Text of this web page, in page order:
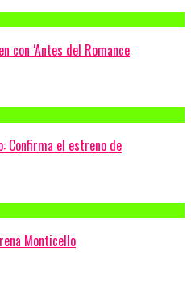
con ‘Antes del Romance
Confirma el estreno de
Monticello